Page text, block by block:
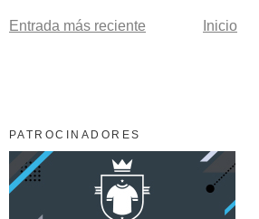
Entrada más reciente Inicio
PATROCINADORES